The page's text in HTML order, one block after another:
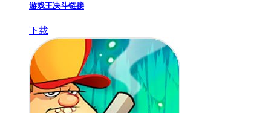
游戏王决斗链接
下载